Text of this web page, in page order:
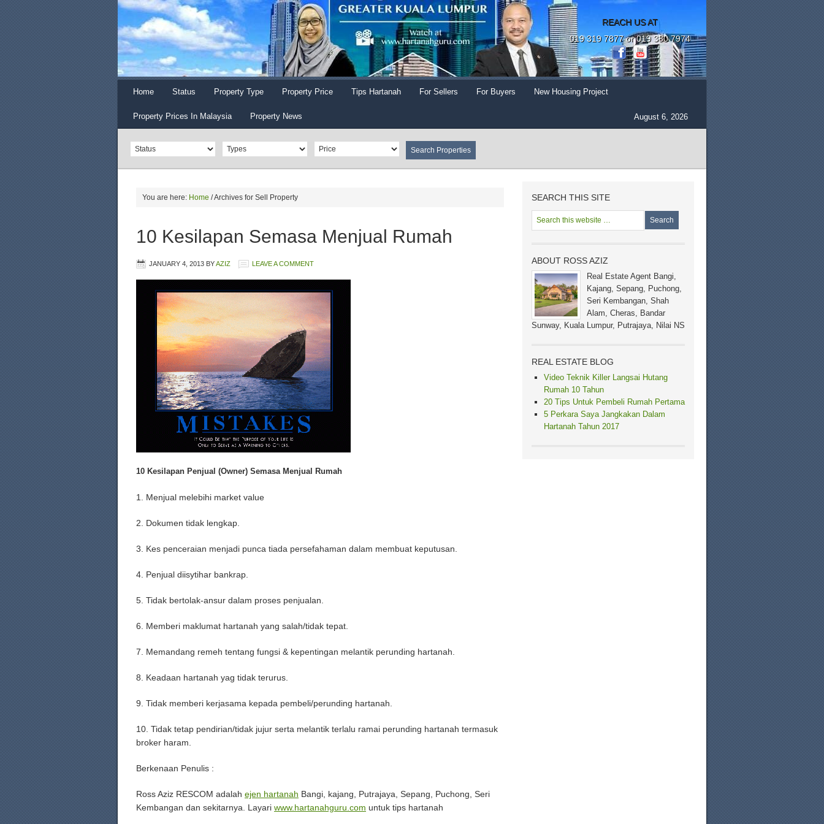
REACH US AT
019 319 7877 or 019 380 7974
Home Status Property Type Property Price Tips Hartanah For Sellers For Buyers New Housing Project
Property Prices In Malaysia Property News August 6, 2026
You are here: Home /Archives for Sell Property
10 Kesilapan Semasa Menjual Rumah
JANUARY 4, 2013 BYAZIZ LEAVE A COMMENT
10 Kesilapan Penjual (Owner) Semasa Menjual Rumah
1. Menjual melebihi market value
2. Dokumen tidak lengkap.
3. Kes penceraian menjadi punca tiada persefahaman dalam membuat keputusan.
4. Penjual diisytihar bankrap.
5. Tidak bertolak-ansur dalam proses penjualan.
6. Memberi maklumat hartanah yang salah/tidak tepat.
7. Memandang remeh tentang fungsi & kepentingan melantik perunding hartanah.
8. Keadaan hartanah yag tidak terurus.
9. Tidak memberi kerjasama kepada pembeli/perunding hartanah.
10. Tidak tetap pendirian/tidak jujur serta melantik terlalu ramai perunding hartanah termasuk
broker haram.
Berkenaan Penulis :
Ross Aziz RESCOM adalah ejen hartanah Bangi, kajang, Putrajaya, Sepang, Puchong, Seri
Kembangan dan sekitarnya. Layari www.hartanahguru.com untuk tips hartanah
SEARCH THIS SITE
ABOUT ROSS AZIZ
Real Estate Agent Bangi,
Kajang, Sepang, Puchong,
Seri Kembangan, Shah
Alam, Cheras, Bandar
Sunway, Kuala Lumpur, Putrajaya, Nilai NS
REAL ESTATE BLOG
Video Teknik Killer Langsai Hutang
Rumah 10 Tahun
20 Tips Untuk Pembeli Rumah Pertama
5 Perkara Saya Jangkakan Dalam
Hartanah Tahun 2017